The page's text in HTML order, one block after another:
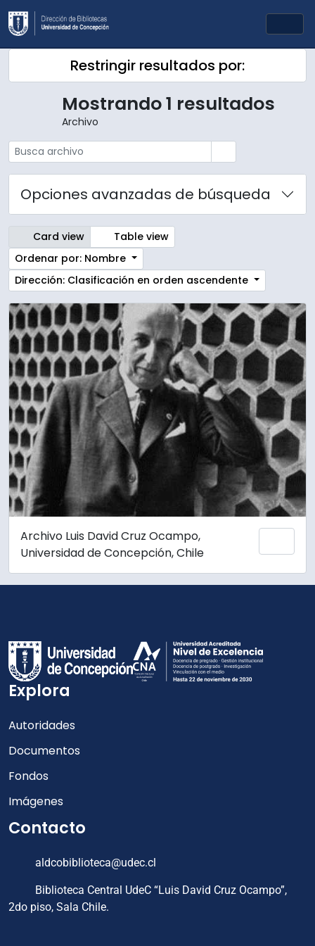
Skip to main content
Restringir resultados por:
Mostrando 1 resultados
Archivo
Opciones avanzadas de búsqueda
Card view
Table view
Ordenar por: Nombre
Dirección: Clasificación en orden ascendente
Archivo Luis David Cruz Ocampo,
Universidad de Concepción, Chile
Explora
Autoridades
Documentos
Fondos
Imágenes
Contacto
aldcobiblioteca@udec.cl
Biblioteca Central UdeC “Luis David Cruz Ocampo”,
2do piso, Sala Chile.